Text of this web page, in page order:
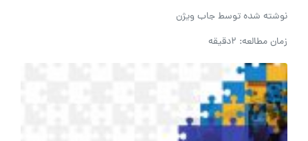
نوشته شده توسطجاب ویژن
زمان مطالعه: 2دقیقه